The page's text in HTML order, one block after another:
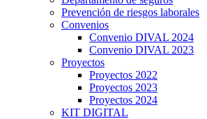
Prevención de riesgos laborales
Convenios
Convenio DIVAL 2024
Convenio DIVAL 2023
Proyectos
Proyectos 2022
Proyectos 2023
Proyectos 2024
KIT DIGITAL